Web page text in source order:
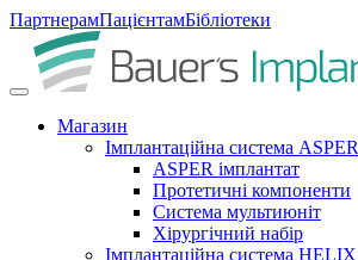
ПартнерамПацієнтамБібліотеки
Магазин
Імплантаційна система ASPER
ASPER імплантат
Протетичні компоненти
Система мультиюніт
Хірургічний набір
Імплантаційна система HELIX